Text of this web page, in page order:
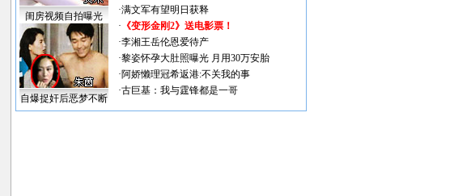
闺房视频自拍曝光
自爆捉奸后恶梦不断
·满文军有望明日获释
· 《变形金刚2》送电影票！
·李湘王岳伦恩爱待产
·黎姿怀孕大肚照曝光 月用30万安胎
·阿娇懒理冠希返港:不关我的事
·古巨基：我与霆锋都是一哥